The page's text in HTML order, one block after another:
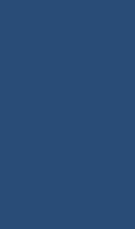
adipiscing elit, sed do
dolore magna aliqua. Ut
ullamco laboris
Duis aute irure dolor in
dolore eu fugiat nulla
non proident, sunt in
id est laborum.